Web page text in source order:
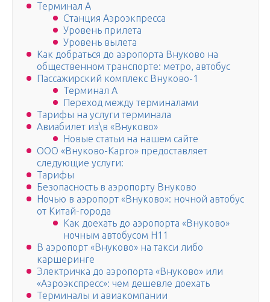
Терминал A
Станция Аэроэкпресса
Уровень прилета
Уровень вылета
Как добраться до аэропорта Внуково на
общественном транспорте: метро, автобус
Пассажирский комплекс Внуково-1
Терминал А
Переход между терминалами
Тарифы на услуги терминала
Авиабилет из\в «Внуково»
Новые статьи на нашем сайте
ООО «Внуково-Карго» предоставляет
следующие услуги:
Тарифы
Безопасность в аэропорту Внуково
Ночью в аэропорт «Внуково»: ночной автобус
от Китай-города
Как доехать до аэропорта «Внуково»
ночным автобусом H11
В аэропорт «Внуково» на такси либо
каршеринге
Электричка до аэропорта «Внуково» или
«Аэроэкспресс»: чем дешевле доехать
Терминалы и авиакомпании